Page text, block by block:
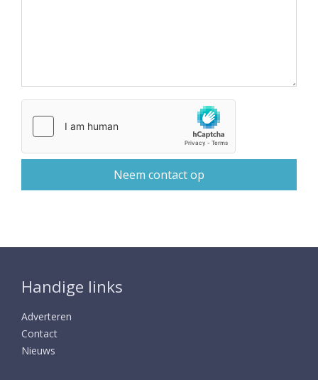
Handige links
Adverteren
Contact
Nieuws